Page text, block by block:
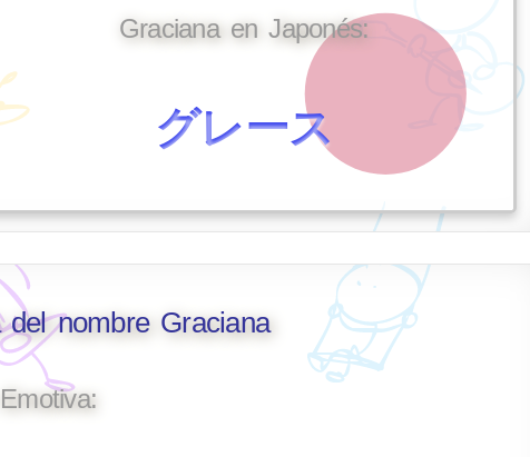
Graciana en Japonés:
グレース
nombre Graciana